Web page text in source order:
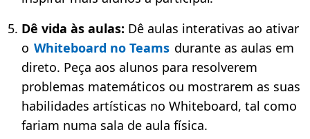
Dê vida às aulas: Dê aulas interativas ao ativar
o Whiteboard no Teams durante as aulas em
direto. Peça aos alunos para resolverem
problemas matemáticos ou mostrarem as suas
habilidades artísticas no Whiteboard, tal como
fariam numa sala de aula física.